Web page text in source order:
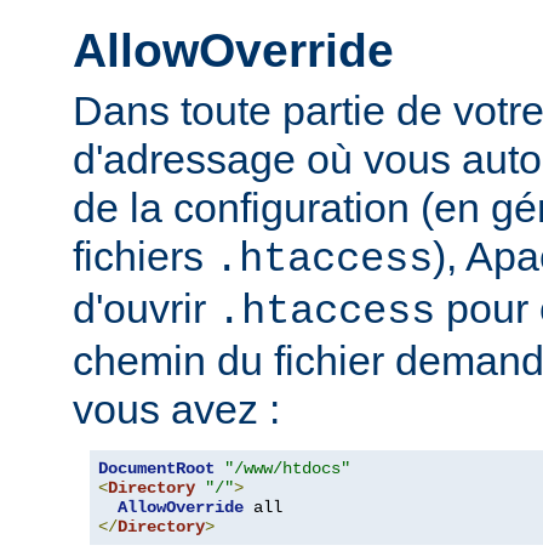
AllowOverride
Dans toute partie de
d'adressage où vous
de la configuration (en
fichiers .htaccess),
d'ouvrir .htaccess pour
chemin du fichier
vous avez :
DocumentRoot
"/www/htdocs"
<Directory "/">
AllowOverride
</Directory>